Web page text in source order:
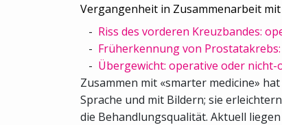
Vergangenheit in Zusammenarbeit
Riss des vorderen Kreuzbandes:
Früherkennung von
Übergewicht: operative oder nicht-
Zusammen mit «smarter medicine»
Sprache und mit Bildern; sie
die Behandlungsqualität. Aktuell